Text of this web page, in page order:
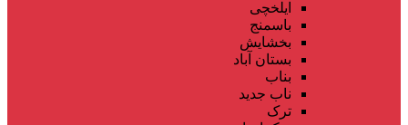
ایلخچی
باسمنج
بخشایش
بستان آباد
بناب
ناب جدید
ترک